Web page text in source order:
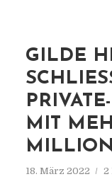
GILDE
RIVATE-
IT
18. März 2022 2